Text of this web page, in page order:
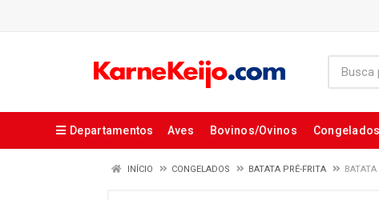
Departamentos Aves Bovinos/Ovinos Congelados
INÍCIO CONGELADOS BATATA PRÉ-FRITA